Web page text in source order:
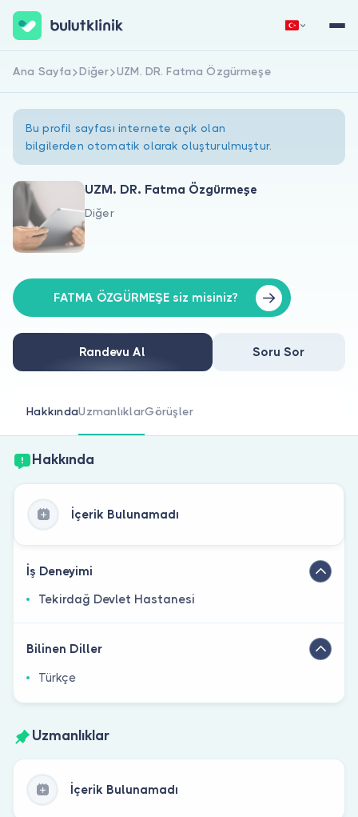
Hakkımızda
Doktorlar için
Doktor musunuz?
Hemen Kaydol Giriş Yap
Ana Sayfa Diğer UZM. DR. Fatma Özgürmeşe
Bu profil sayfası internete açık olan
bilgilerden otomatik olarak oluşturulmuştur.
UZM. DR. Fatma Özgürmeşe
Diğer
FATMA ÖZGÜRMEŞE siz misiniz?
Randevu Al Soru Sor
HakkındaUzmanlıklarGörüşler
Hakkında
İçerik Bulunamadı
İş Deneyimi
Tekirdağ Devlet Hastanesi
Bilinen Diller
Türkçe
Uzmanlıklar
İçerik Bulunamadı